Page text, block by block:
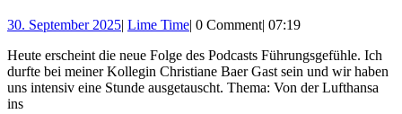
Lufthansa
ins
Leben
30. September 202530.
2025
| Lime TimeLime
| 0 Comment| 07:19
Heute erscheint die neue Folge des Podcasts Führungsgefühle. Ich
durfte bei meiner Kollegin Christiane Baer Gast sein und wir haben
uns intensiv eine Stunde ausgetauscht. Thema: Von der Lufthansa
ins